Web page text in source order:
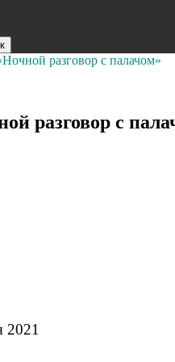
разговор с палачом»
разговор с
2021